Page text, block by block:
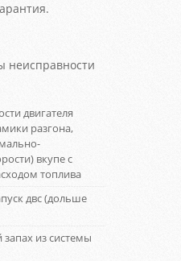
неисправности
двигателя
разгона,
вкупе с
топлива
двс (дольше
из системы